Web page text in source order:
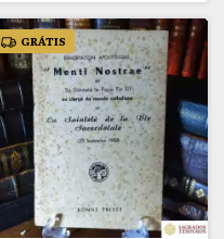
GRÁTIS